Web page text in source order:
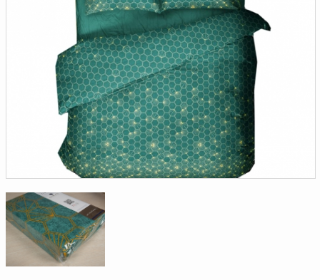
Условия работы
Оплата и доставка
Как оформить заказ
Вакансии
Как нас найти
Написать нам
Доверенность на
получение груза
Документы по работе с
персональными данными
Письмо руководителю
Вопросы и ответы
Новости | Статьи